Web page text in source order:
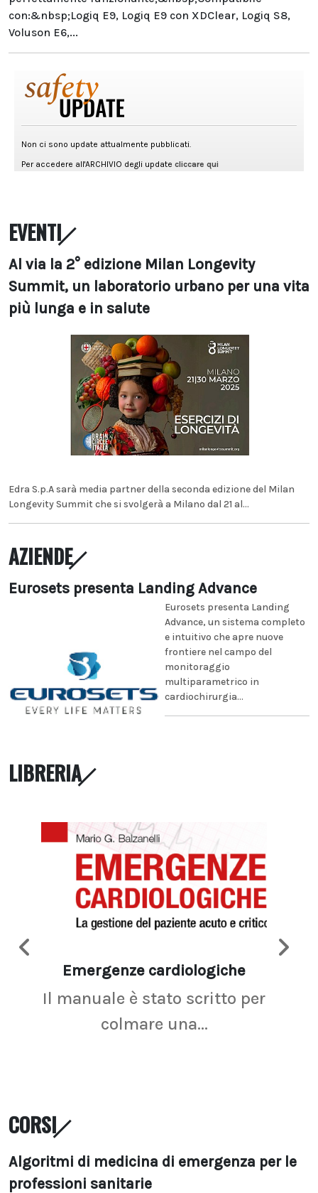
con:&nbsp;Logiq E9, Logiq E9 con XDClear, Logiq S8,
Voluson E6,...
EVENTI
Al via la 2° edizione Milan Longevity
Summit, un laboratorio urbano per una vita
più lunga e in salute
Edra S.p.A sarà media partner della seconda edizione del Milan
Longevity Summit che si svolgerà a Milano dal 21 al...
AZIENDE
Eurosets presenta Landing Advance
Eurosets presenta Landing
Advance, un sistema completo
e intuitivo che apre nuove
frontiere nel campo del
monitoraggio
multiparametrico in
cardiochirurgia...
LIBRERIA
Emergenze cardiologiche
Il manuale è stato scritto per
colmare una...
CORSI
Algoritmi di medicina di emergenza per le
professioni sanitarie